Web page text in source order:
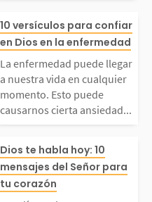
i
re
bue
la paz.
Jesús,
dor
se
enfermedad
a
cualquier
Esto puede
cierta
10 versículos para confiar
en Dios en la enfermedad
La enfermedad puede llegar
a nuestra vida en cualquier
momento. Esto puede
causarnos cierta ansiedad...
tiemp
es
días en
parece que
Dios te habla hoy: 10
mensajes del Señor para
tu corazón